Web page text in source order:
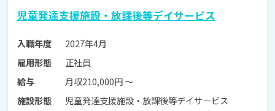
児童発達支援施設・放課後等デイサービス
入職年度
2027年4月
雇用形態
正社員
給与
月収210,000円 〜
施設形態
児童発達支援施設・放課後等デイサービス